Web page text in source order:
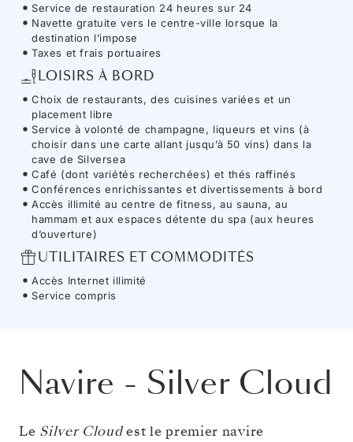
Service de restauration 24 heures sur 24
Navette gratuite vers le centre-ville lorsque la
destination l’impose
Taxes et frais portuaires
LOISIRS À BORD
Choix de restaurants, des cuisines variées et un
placement libre
Service à volonté de champagne, liqueurs et vins (à
choisir dans une carte allant jusqu’à 50 vins) dans la
cave de Silversea
Café (dont variétés recherchées) et thés raffinés
Conférences enrichissantes et divertissements à bord
Accès illimité au centre de fitness, au sauna, au
hammam et aux espaces détente du spa (aux heures
d’ouverture)
UTILITAIRES ET COMMODITÉS
Accès Internet illimité
Service compris
Navire - Silver Cloud
Le Silver Cloudest le premier navire